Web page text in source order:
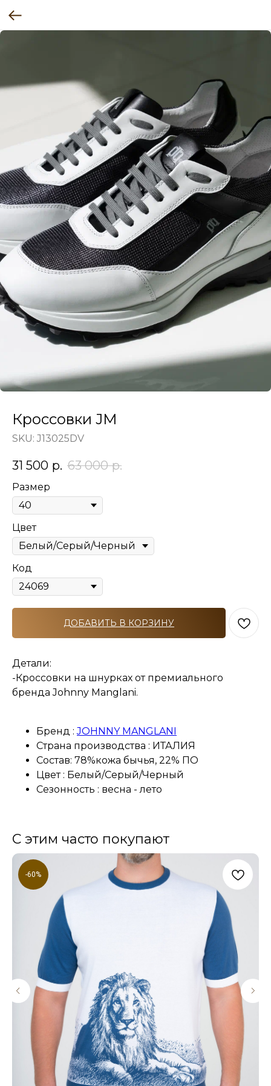
Кроссовки JM
SKU: J13025DV
31 500 р. 63 000 р.
Размер
Цвет
Код
ДОБАВИТЬ В КОРЗИНУ
Детали:
-Кроссовки на шнурках от премиального
бренда Johnny Manglani.
Бренд :JOHNNY MANGLANI
Страна производства : ИТАЛИЯ
Состав: 78%кожа бычья, 22% ПО
Цвет : Белый/Серый/Черный
Сезонность : весна - лето
С этим часто покупают
-60%